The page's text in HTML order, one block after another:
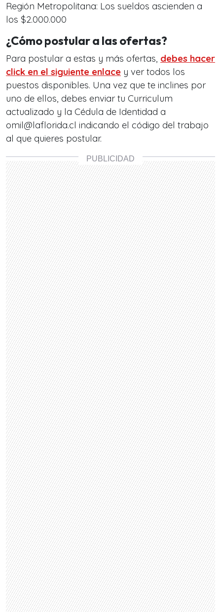
Región Metropolitana: Los sueldos ascienden a
los $2.000.000
¿Cómo postular a las ofertas?
Para postular a estas y más ofertas, debes hacer
click en el siguiente enlace y ver todos los
puestos disponibles. Una vez que te inclines por
uno de ellos, debes enviar tu Curriculum
actualizado y la Cédula de Identidad a
omil@laflorida.cl indicando el código del trabajo
al que quieres postular.